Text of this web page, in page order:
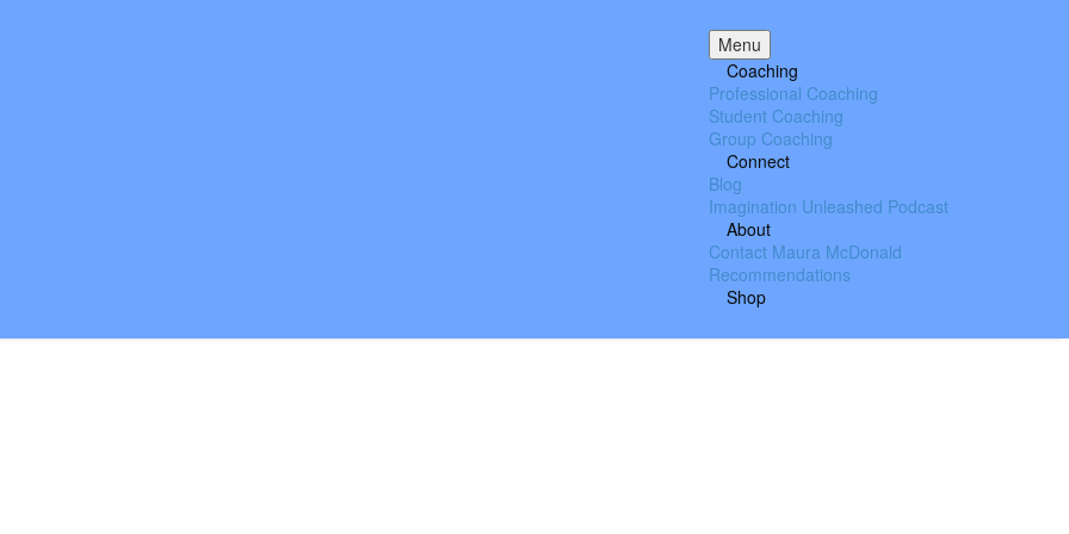
Menu
Coaching
Professional Coaching
Student Coaching
Group Coaching
Connect
Blog
Imagination Unleashed Podcast
About
Contact Maura McDonald
Recommendations
Shop